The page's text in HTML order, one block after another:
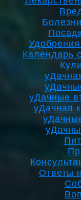
Календарь
уДачные
уДачная
Ответы